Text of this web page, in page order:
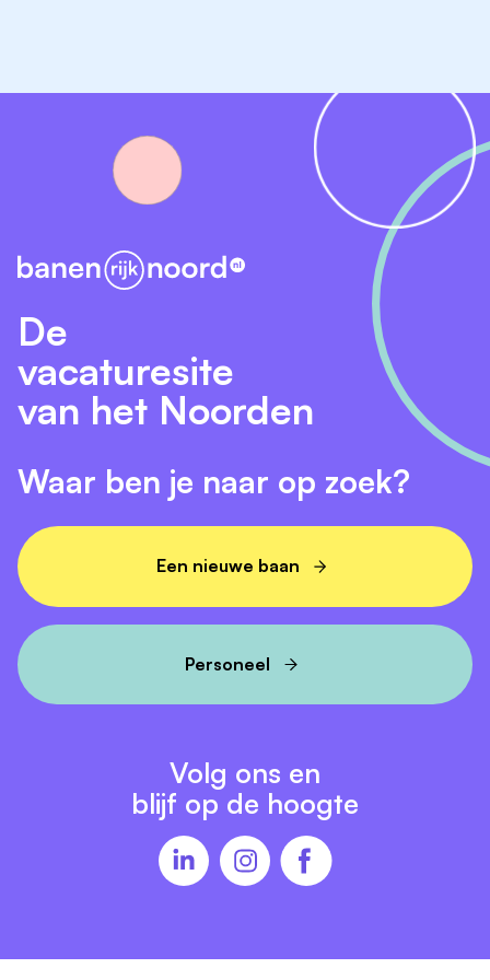
je graag meer over onze school, het team en de
Sollicitaties kunnen direct worden gericht aan
marion.setz@primenius.nl
(dit in verband met
zomersluiting van het ondersteuningsbureau tot 12
augustus 2026).
De
vacaturesite
van het Noorden
Waar ben je naar op zoek?
Een nieuwe baan
Personeel
Volg ons en
blijf op de hoogte